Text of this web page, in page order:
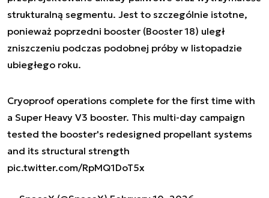
strukturalną segmentu. Jest to szczególnie istotne,
ponieważ poprzedni booster (Booster 18) uległ
zniszczeniu podczas podobnej próby w listopadzie
ubiegłego roku.
Cryoproof operations complete for the first time with
a Super Heavy V3 booster. This multi-day campaign
tested the booster's redesigned propellant systems
and its structural strength
pic.twitter.com/RpMQ1DoT5x